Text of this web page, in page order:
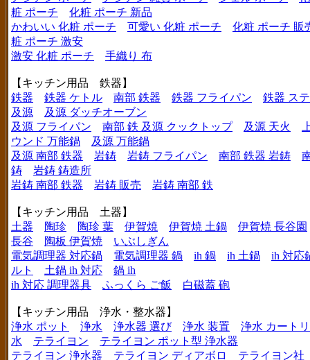
粧 ポーチ
化粧 ポーチ 新品
かわいい 化粧 ポーチ
可愛い 化粧 ポーチ
化粧 ポーチ 販
粧 ポーチ 激安
激安 化粧 ポーチ
手織り 布
【キッチン用品 鉄器】
鉄器
鉄器 ケトル 南部 鉄器 鉄器 フライパン
鉄器 ス
及源
及源 ダッチオーブン
及源 フライパン
南部 鉄 及源 クックトップ 及源 天火
ウンド 万能鍋
及源 万能鍋
及源 南部 鉄器
岩鋳 岩鋳 フライパン 南部 鉄器 岩鋳
鋳
岩鋳 鋳造所
岩鋳 南部 鉄器
岩鋳 販売 岩鋳 南部 鉄
【キッチン用品 土器】
土器
陶珍 陶珍 葉 伊賀焼 伊賀焼 土鍋
伊賀焼 長谷園
長谷
陶板 伊賀焼
いぶしぎん
電気調理器 対応鍋
電気調理器 鍋 ih 鍋 ih 土鍋
ih 対応
ルト
土鍋 ih 対応
鍋 ih
ih 対応 調理器具
ふっくら ご飯 白磁蓋 砲
【キッチン用品 浄水・整水器】
浄水 ポット
浄水 浄水器 選び 浄水 装置
浄水 カート
水
テライヨン
テライヨン ポット型 浄水器
テライヨン 浄水器
テライヨン ディアボロ
テライヨン社